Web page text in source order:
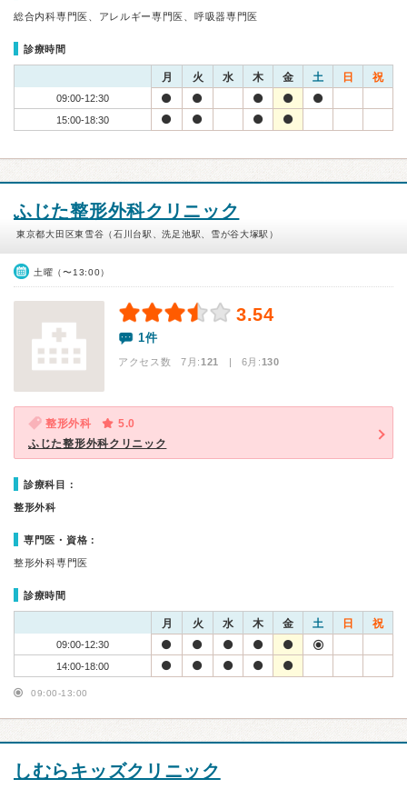
総合内科専門医、アレルギー専門医、呼吸器専門医
診療時間
月 火 水 木 金 土 日 祝
09:00-12:30
15:00-18:30
ふじた整形外科クリニック
東京都大田区東雪谷（石川台駅、洗足池駅、雪が谷大塚駅）
土曜（〜13:00）
3.54
1件
アクセス数 7月:121 | 6月:130
整形外科
5.0
ふじた整形外科クリニック
診療科目：
整形外科
専門医・資格：
整形外科専門医
診療時間
月 火 水 木 金 土 日 祝
09:00-12:30
14:00-18:00
09:00-13:00
しむらキッズクリニック